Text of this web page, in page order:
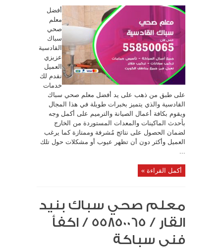
أفضل
معلم
صحي
سباك
القادسية
عزيزي
العميل
نقدم لك
خدمات
على طبق من ذهب على يد أفضل معلم صحي سباك
القادسية والذي يتميز بخبرات طويلة في هذا المجال
ويقوم بكافة أعمال الصيانة والترميم على أكمل وجه
بأحدث الماكينات والمعدات المستوردة من الخارج
لضمان الحصول على نتائج مُشرفة وممتازة كما يرغب
العميل وأكثر دون أن تظهر عيوب أو مشكلات حول تلك
...
أكمل القراءة »
معلم صحي سباك بنيد
القار / 55850065 / اكفأ
فني سباكة